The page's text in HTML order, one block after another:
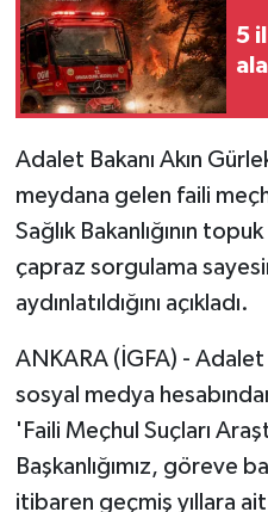
5
Adalet Bakanı Akın
meydana gelen faili
Sağlık Bakanlığının
çapraz sorgulama
aydınlatıldığını açıkladı.
ANKARA (İGFA) - Adalet
sosyal medya
'Faili Meçhul Suçları
Başkanlığımız, göreve
itibaren geçmiş yıllara